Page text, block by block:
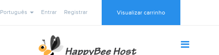
Português Entrar Registrar Visualizar carrinho